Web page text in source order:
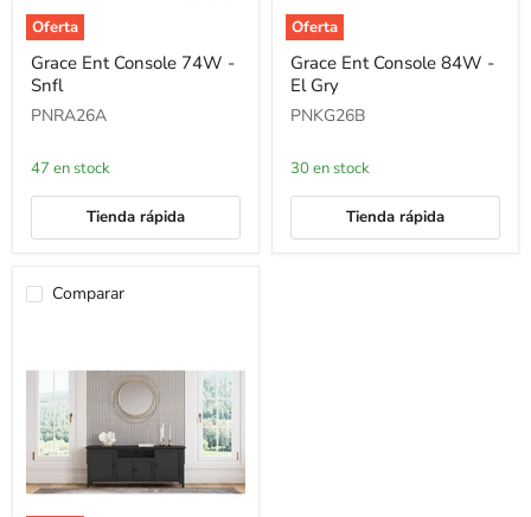
Oferta
Grace
Ent
Console
74W
Grace Ent Console 74W -
Snfl
PNRA26A
47 en stock
Tienda rápida
Oferta
Grace
Ent
Console
84W
Gry
Grace Ent Console 84W -
El Gry
PNKG26B
30 en stock
Tienda rápida
Comparar